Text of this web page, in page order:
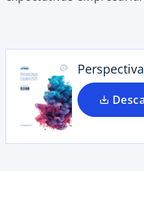
a
e
t